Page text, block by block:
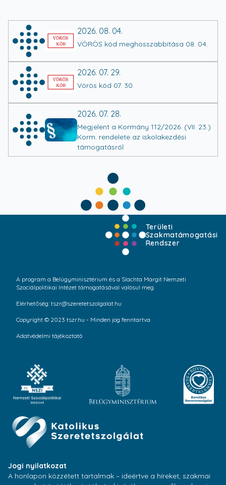
2026. 08. 04.
VÖRÖS kód meghosszabbítása 08. 04.
2026. 07. 29.
Vörös kód 07. 30.
2026. 07. 28.
Megjelent a Kormány 112/2026. (VII. 23.)
Korm. rendelete az iskolakezdési
támogatásról
Területi
Szakmatámogatási
Rendszer
A program a Belügyminisztérium és a Slachta Margit Nemzeti
Szociálpolitikai Intézet támogatásával valósul meg.
Elérhetőség: tszr@szeretetszolgalat.hu
Copyright © 2023 tszr.hu - Minden jog fenntartva
Adatvédelmi tájékoztató
Jogi nyilatkozat
A honlapon közzétett tartalmak – ideértve a híreket, szakmai